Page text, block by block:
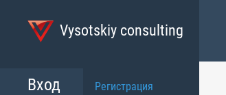
Vysotskiy consulting
Вход Регистрация